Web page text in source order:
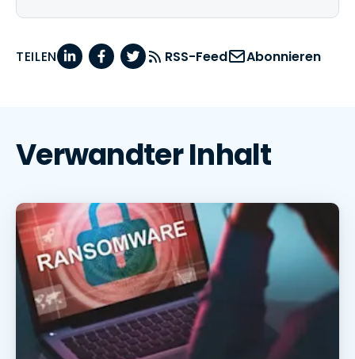
TEILEN RSS-Feed Abonnieren
Verwandter Inhalt